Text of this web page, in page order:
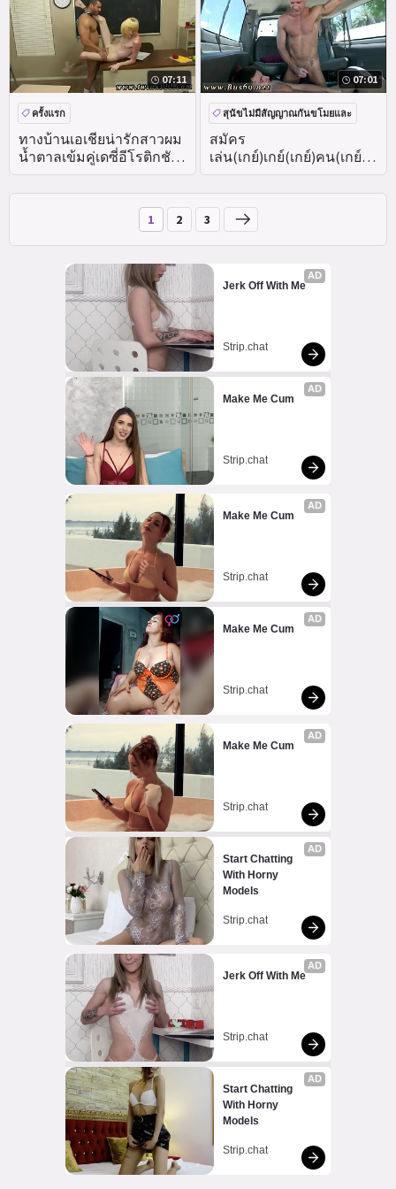
07:11
ทางบ้านเอเชียน่ารักสาวผม
น้ำตาลเข้มคู่เดซี่อีโรติกชัก
ให้แนวทางบ้าน
ครั้งแรก
07:01
สมัคร
เล่น(เกย์)เกย์(เกย์)คน(เกย์)ก
ลางแจ้ง(เกย์)
สุนัขไม่มีสัญญาณกันขโมยและ
สาธารณะ
1 2 3
AD
Jerk Off With Me
Strip.chat
AD
Make Me Cum
Strip.chat
AD
Make Me Cum
Strip.chat
AD
Make Me Cum
Strip.chat
AD
Make Me Cum
Strip.chat
AD
Start Chatting
With Horny
Models
Strip.chat
AD
Jerk Off With Me
Strip.chat
AD
Start Chatting
With Horny
Models
Strip.chat